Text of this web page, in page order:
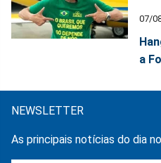
07/
a
NEWSLETTER
As principais notícias do dia